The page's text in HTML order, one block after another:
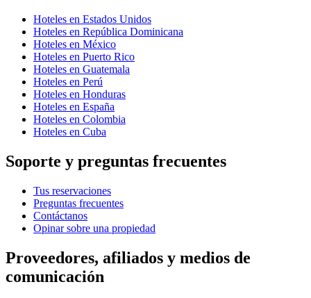
Hoteles en Estados Unidos
Hoteles en República Dominicana
Hoteles en México
Hoteles en Puerto Rico
Hoteles en Guatemala
Hoteles en Perú
Hoteles en Honduras
Hoteles en España
Hoteles en Colombia
Hoteles en Cuba
Soporte y preguntas frecuentes
Tus reservaciones
Preguntas frecuentes
Contáctanos
Opinar sobre una propiedad
Proveedores, afiliados y medios de
comunicación